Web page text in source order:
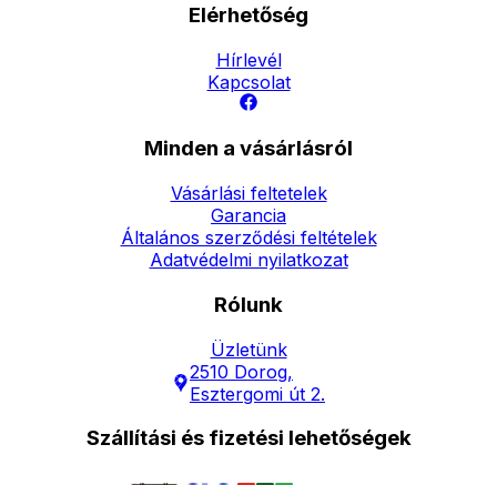
Elérhetőség
Hírlevél
Kapcsolat
Minden a vásárlásról
Vásárlási feltetelek
Garancia
Általános szerződési feltételek
Adatvédelmi nyilatkozat
Rólunk
Üzletünk
2510 Dorog,
Esztergomi út 2.
Szállítási és fizetési lehetőségek